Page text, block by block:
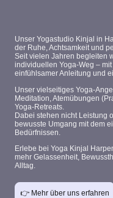
Unser Yogastudio Kinjal in
der Ruhe, Achtsamkeit und
Seit vielen Jahren begleiten
individuellen Yoga‑Weg –
einfühlsamer Anleitung und
Unser vielseitiges
Meditation Atemübungen
Yoga‑Retreats
Dabei stehen nicht Leistung
bewusste Umgang mit dem
Bedürfnissen.
Erlebe bei Yoga Kinjal
mehr Gelassenheit,
Alltag.
👉 Mehr über uns erfahren